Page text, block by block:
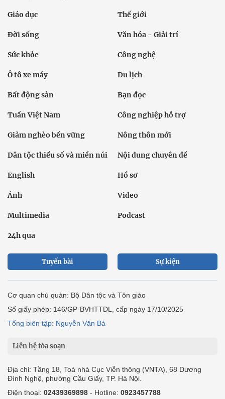
Giáo dục Thế giới
Đời sống Văn hóa - Giải trí
Sức khỏe Công nghệ
Ô tô xe máy Du lịch
Bất động sản Bạn đọc
Tuần Việt Nam Công nghiệp hỗ trợ
Giảm nghèo bền vững Nông thôn mới
Dân tộc thiểu số và miền núi Nội dung chuyên đề
English Hồ sơ
Ảnh Video
Multimedia Podcast
24h qua
Tuyến bài Sự kiện
Cơ quan chủ quản: Bộ Dân tộc và Tôn giáo
Số giấy phép: 146/GP-BVHTTDL, cấp ngày 17/10/2025
Tổng biên tập: Nguyễn Văn Bá
Liên hệ tòa soạn
Địa chỉ: Tầng 18, Toà nhà Cục Viễn thông (VNTA), 68 Dương
Đình Nghệ, phường Cầu Giấy, TP. Hà Nội.
Điện thoại: 02439369898 - Hotline: 0923457788